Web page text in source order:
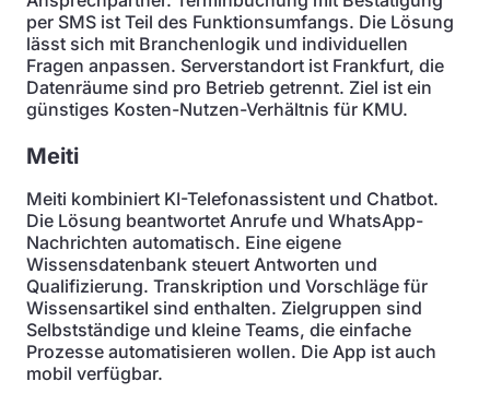
per SMS ist Teil des Funktionsumfangs. Die Lösung
lässt sich mit Branchenlogik und individuellen
Fragen anpassen. Serverstandort ist Frankfurt, die
Datenräume sind pro Betrieb getrennt. Ziel ist ein
günstiges Kosten-Nutzen-Verhältnis für KMU.
Meiti
Meiti kombiniert KI-Telefonassistent und Chatbot.
Die Lösung beantwortet Anrufe und WhatsApp-
Nachrichten automatisch. Eine eigene
Wissensdatenbank steuert Antworten und
Qualifizierung. Transkription und Vorschläge für
Wissensartikel sind enthalten. Zielgruppen sind
Selbstständige und kleine Teams, die einfache
Prozesse automatisieren wollen. Die App ist auch
mobil verfügbar.